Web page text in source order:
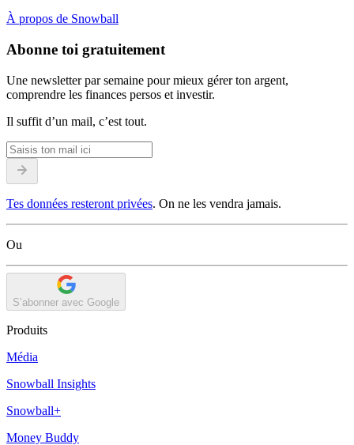
À propos de Snowball
Abonne toi gratuitement
Une newsletter par semaine pour mieux gérer ton argent,
comprendre les finances persos et investir.
Il suffit d’un mail, c’est tout.
Tes données resteront privées. On ne les vendra jamais.
Ou
S’abonner avec Google
Produits
Média
Snowball Insights
Snowball+
Money Buddy